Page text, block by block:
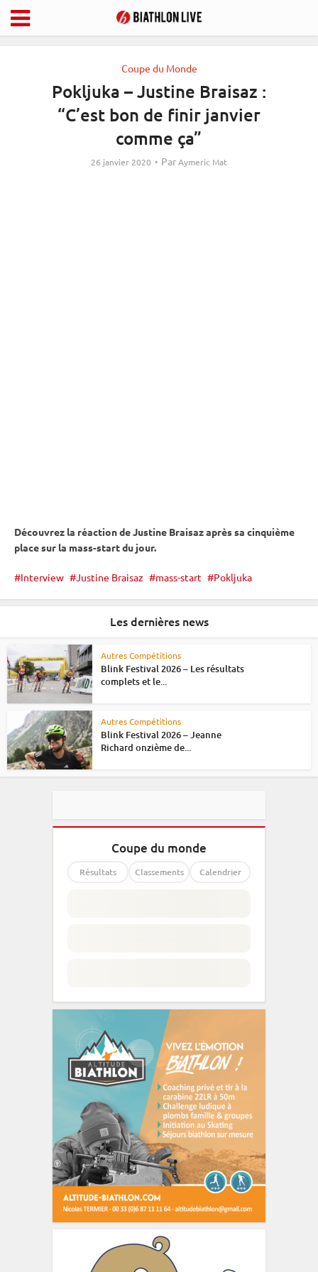
Coupe du Monde
Pokljuka – Justine Braisaz :
“C’est bon de finir janvier
comme ça”
26 janvier 2020 ParAymeric Mat
Découvrez la réaction de Justine Braisaz après sa cinquième
place sur la mass-start du jour.
Interview Justine Braisaz mass-start Pokljuka
Les dernières news
Autres Compétitions
Blink Festival 2026 – Les résultats
complets et le...
Autres Compétitions
Blink Festival 2026 – Jeanne
Richard onzième de...
Coupe du monde
Résultats Classements Calendrier